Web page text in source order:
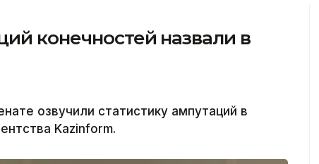
конечностей назвали в
озвучили статистику ампутаций в
Kazinform.